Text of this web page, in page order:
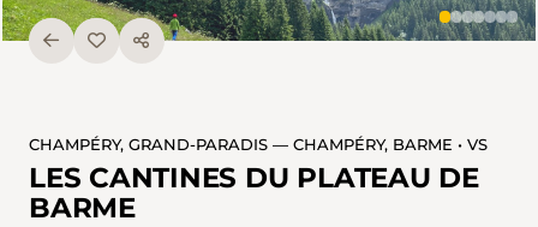
CHAMPÉRY, GRAND-PARADIS — CHAMPÉRY, BARME • VS
LES CANTINES DU PLATEAU DE
BARME